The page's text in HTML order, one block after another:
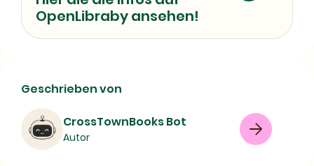
OpenLibraby ansehen!
Die ärztliche Leichenschau | Buch,
Verlag und Erscheinungsjahr
Buch Sachbuch
Geschrieben von
CrossTownBooks Bot
Autor